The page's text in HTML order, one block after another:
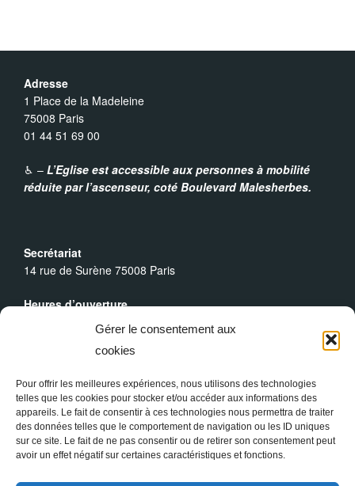
Gérer le consentement aux
cookies
Pour offrir les meilleures expériences, nous utilisons des technologies
telles que les cookies pour stocker et/ou accéder aux informations des
appareils. Le fait de consentir à ces technologies nous permettra de traiter
des données telles que le comportement de navigation ou les ID uniques
sur ce site. Le fait de ne pas consentir ou de retirer son consentement peut
avoir un effet négatif sur certaines caractéristiques et fonctions.
Adresse
1 Place de la Madeleine
75008 Paris
01 44 51 69 00
♿︎ – L’Eglise est accessible aux personnes à mobilité
réduite par l’ascenseur, coté Boulevard Malesherbes.
Secrétariat
14 rue de Surène 75008 Paris
Heures d’ouverture
Du lundi au dimanche : 9h30 - 19h00
Messes Dominicales
Dimanche, messe à10h30et18h